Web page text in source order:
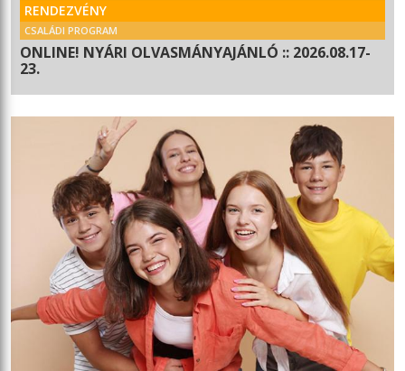
RENDEZVÉNY
CSALÁDI PROGRAM
ONLINE! NYÁRI OLVASMÁNYAJÁNLÓ :: 2026.08.17-
23.